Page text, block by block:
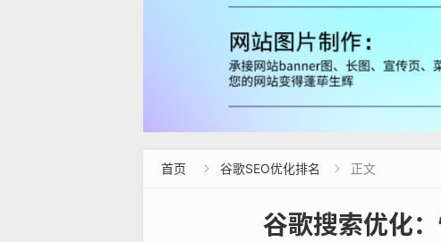
首页  谷歌SEO优化排名  正文
谷歌搜索优化